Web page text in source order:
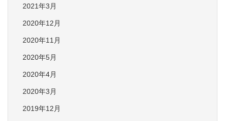
2021年3月
2020年12月
2020年11月
2020年5月
2020年4月
2020年3月
2019年12月